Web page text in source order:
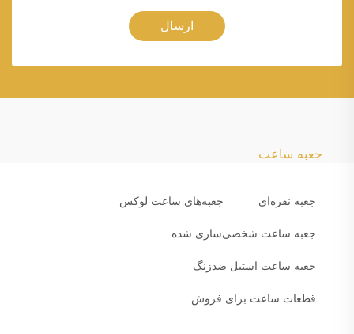
ارسال
جعبه ساعت
جعبه نقره‌ای جعبه‌های ساعت لوکس
جعبه ساعت شخصی‌سازی شده
جعبه ساعت استیل ضدزنگ
قطعات ساعت برای فروش